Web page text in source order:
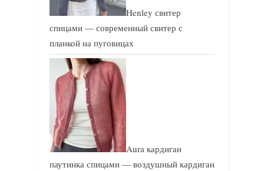
Henley свитер
спицами — современный свитер с
планкой на пуговицах
Aura кардиган
паутинка спицами — воздушный кардиган